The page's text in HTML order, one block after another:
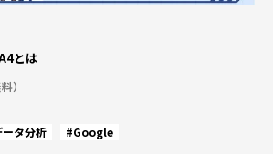
とは
）
タ分析 #Google